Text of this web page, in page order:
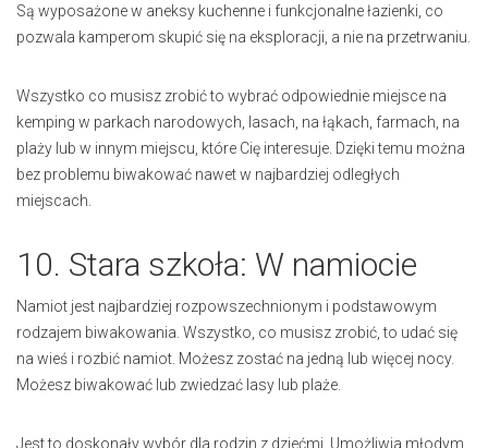
Są wyposażone w aneksy kuchenne i funkcjonalne łazienki, co
pozwala kamperom skupić się na eksploracji, a nie na przetrwaniu.
Wszystko co musisz zrobić to wybrać odpowiednie miejsce na
kemping w parkach narodowych, lasach, na łąkach, farmach, na
plaży lub w innym miejscu, które Cię interesuje. Dzięki temu można
bez problemu biwakować nawet w najbardziej odległych
miejscach.
10. Stara szkoła: W namiocie
Namiot jest najbardziej rozpowszechnionym i podstawowym
rodzajem biwakowania. Wszystko, co musisz zrobić, to udać się
na wieś i rozbić namiot. Możesz zostać na jedną lub więcej nocy.
Możesz biwakować lub zwiedzać lasy lub plaże.
Jest to doskonały wybór dla rodzin z dziećmi. Umożliwia młodym